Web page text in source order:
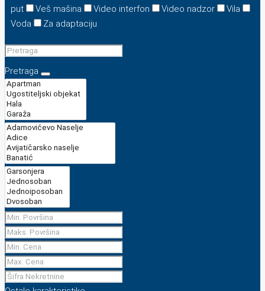
put
Veš mašina Video interfon Video nadzor
Vila
Voda
Za adaptaciju
Pretraga